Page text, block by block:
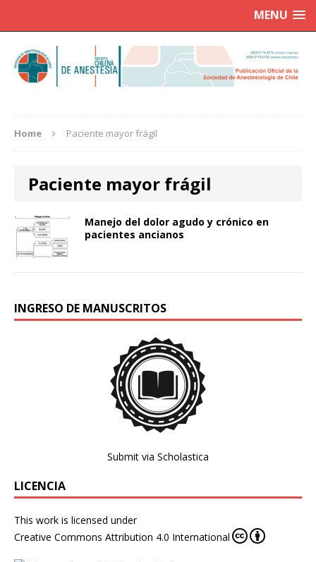
MENU
Home Paciente mayor frágil
Paciente mayor frágil
Manejo del dolor agudo y crónico en
pacientes ancianos
INGRESO DE MANUSCRITOS
Submit via Scholastica
LICENCIA
This work is licensed under
Creative Commons Attribution 4.0 International